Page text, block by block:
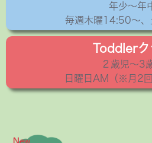
年少〜年
毎週木曜14:50〜
Toddlerク
２歳児〜3
日曜日AM（※月2回